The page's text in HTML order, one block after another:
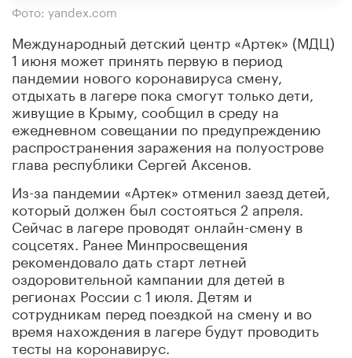
Фото: yandex.com
Международный детский центр «Артек» (МДЦ)
1 июня может принять первую в период
пандемии нового коронавируса смену,
отдыхать в лагере пока смогут только дети,
живущие в Крыму, сообщил в среду на
ежедневном совещании по предупреждению
распространения заражения на полуострове
глава республики Сергей Аксенов.
Из-за пандемии «Артек» отменил заезд детей,
который должен был состояться 2 апреля.
Сейчас в лагере проводят онлайн-смену в
соцсетях. Ранее Минпросвещения
рекомендовало дать старт летней
оздоровительной кампании для детей в
регионах России с 1 июля. Детям и
сотрудникам перед поездкой на смену и во
время нахождения в лагере будут проводить
тесты на коронавирус.